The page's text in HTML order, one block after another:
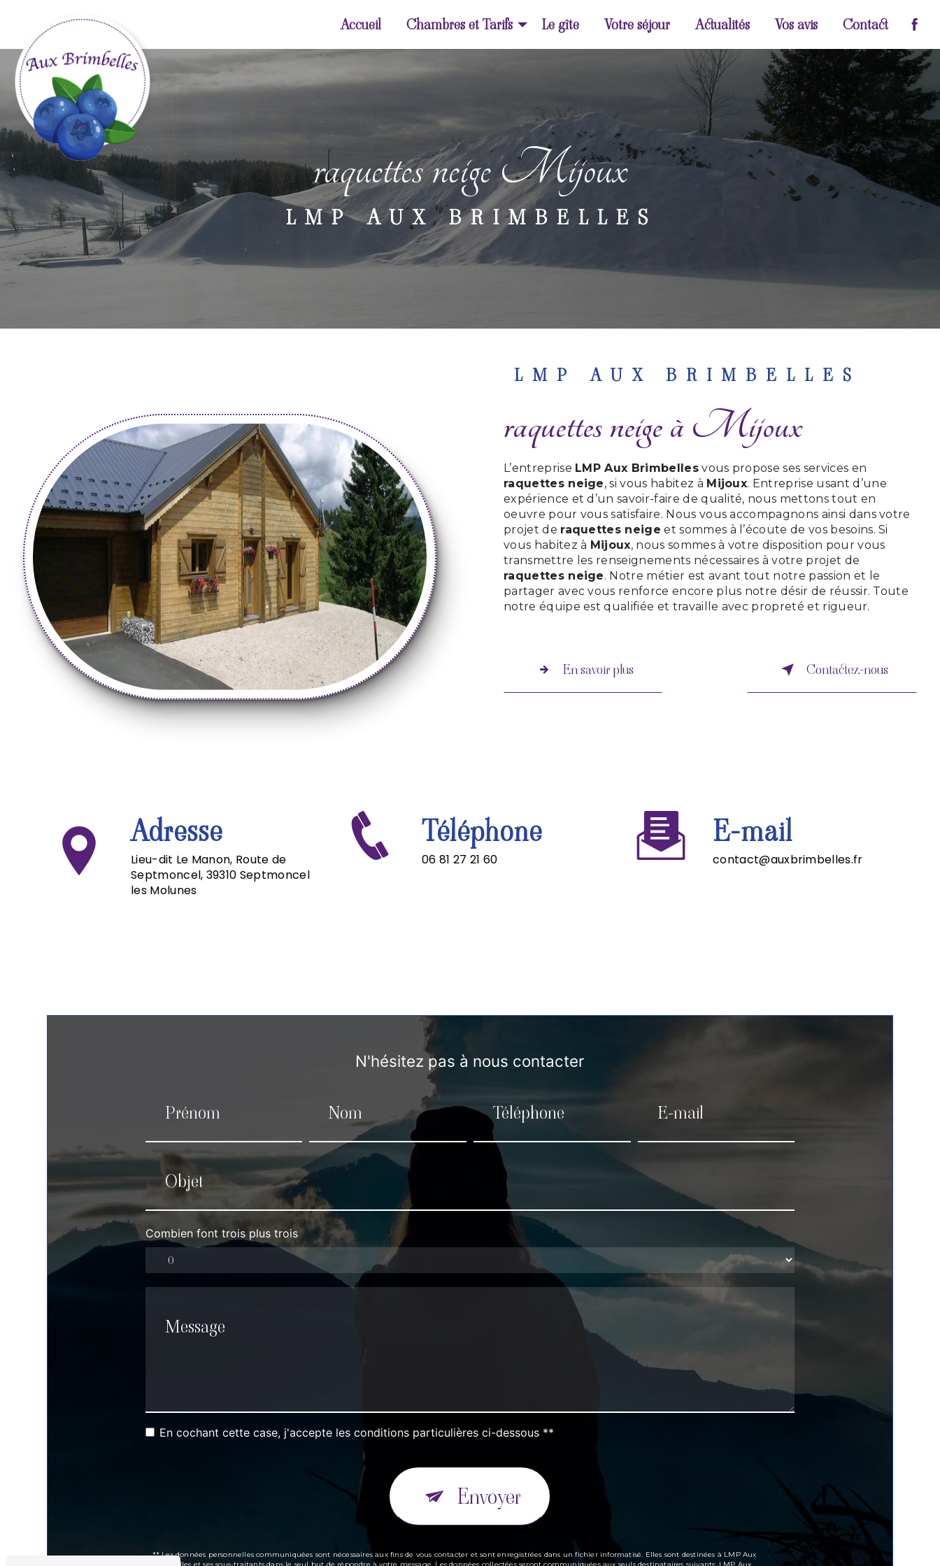
Accueil Chambres et Tarifs Le gîte Votre séjour Actualités Vos avis Contact
raquettes neige Mijoux
LMP AUX BRIMBELLES
LMP AUX BRIMBELLES
raquettes neige à Mijoux
L’entreprise LMP Aux Brimbellesvous propose ses services en
raquettes neige, si vous habitez à Mijoux. Entreprise usant d’une
expérience et d’un savoir-faire de qualité, nous mettons tout en
oeuvre pour vous satisfaire. Nous vous accompagnons ainsi dans votre
projet de raquettes neige et sommes à l’écoute de vos besoins. Si
vous habitez à Mijoux, nous sommes à votre disposition pour vous
transmettre les renseignements nécessaires à votre projet de
raquettes neige. Notre métier est avant tout notre passion et le
partager avec vous renforce encore plus notre désir de réussir. Toute
notre équipe est qualifiée et travaille avec propreté et rigueur.
En savoir plus Contactez-nous
Adresse
Lieu-dit Le Manon, Route de
Septmoncel, 39310 Septmoncel
les Molunes
Téléphone
06 81 27 21 60
E-mail
contact@auxbrimbelles.fr
N'hésitez pas à nous contacter
Combien font trois plus trois
En cochant cette case, j'accepte les conditions particulières ci-dessous **
Envoyer
** Les données personnelles communiquées sont nécessaires aux fins de vous contacter et sont enregistrées dans un fichier informatisé. Elles sont destinées à LMP Aux